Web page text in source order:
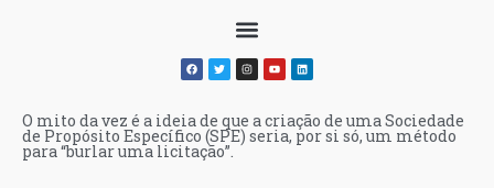
O mito da vez é a ideia de que a criação de uma Sociedade
de Propósito Específico (SPE) seria, por si só, um método
para “burlar uma licitação”.